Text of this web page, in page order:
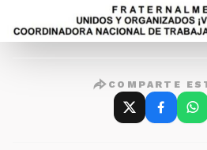
COMPARTE